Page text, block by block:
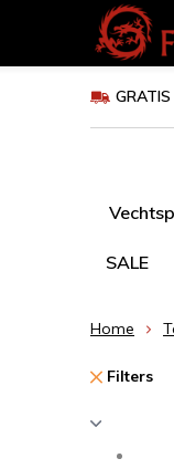
SALE
Home
Filters